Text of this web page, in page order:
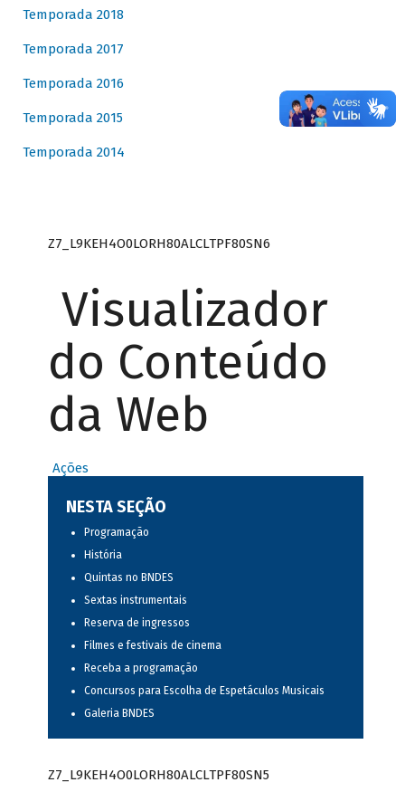
Temporada 2018
Temporada 2017
Temporada 2016
Temporada 2015
Temporada 2014
Z7_L9KEH4O0LORH80ALCLTPF80SN6
Visualizador
do Conteúdo
da Web
Ações
NESTA SEÇÃO
Programação
História
Quintas no BNDES
Sextas instrumentais
Reserva de ingressos
Filmes e festivais de cinema
Receba a programação
Concursos para Escolha de Espetáculos Musicais
Galeria BNDES
Z7_L9KEH4O0LORH80ALCLTPF80SN5